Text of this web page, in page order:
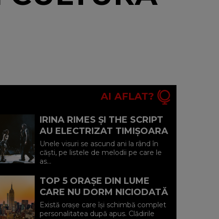
AI AFLAT?
IRINA RIMES ȘI THE SCRIPT
AU ELECTRIZAT TIMIȘOARA
CU UN DUET-SURPRIZĂ PE
„HALL OF FAME"
Unele visuri se ascund ani la rând în
căști, pe listele de melodii pe care le
as...
TOP 5 ORAȘE DIN LUME
CARE NU DORM NICIODATĂ
ȘI POVEȘTILE DIN SPATELE
CELOR MAI CELEBRE
Există orașe care își schimbă complet
personalitatea după apus. Clădirile